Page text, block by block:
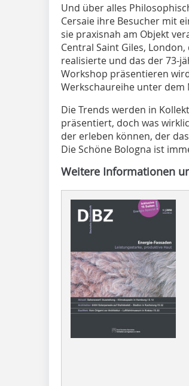
Und über alles
Cersaie ihre Besucher mit
sie praxisnah am Objekt
Central Saint Giles,
realisierte und das der 73-
Workshop präsentieren
Werkschaureihe unter dem
Die Trends werden in
präsentiert, doch was
der erleben können, der
Die Schöne Bologna ist
Weitere Informationen